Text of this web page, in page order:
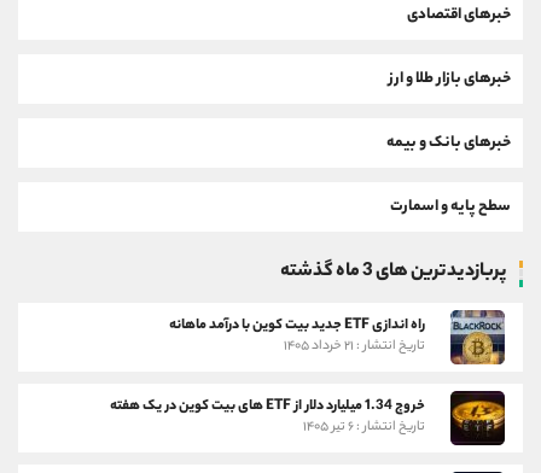
خبرهای اقتصادی
خبرهای بازار طلا و ارز
خبرهای بانک و بیمه
سطح پایه و اسمارت
پربازدیدترین های 3 ماه گذشته
راه اندازی ETF جدید بیت کوین با درآمد ماهانه
تاریخ انتشار : ۲۱ خرداد ۱۴۰۵
خروج 1.34 میلیارد دلار از ETF های بیت کوین در یک هفته
تاریخ انتشار : ۶ تیر ۱۴۰۵